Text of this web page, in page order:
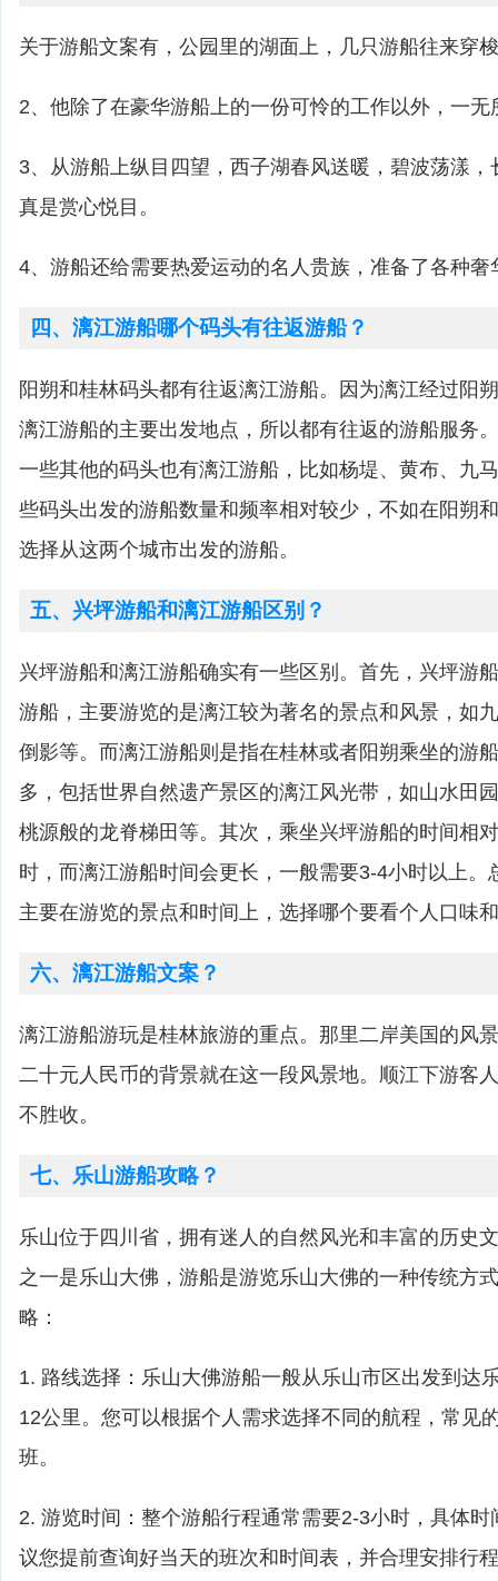
关于游船文案有，公园里的湖面上，几只游船往来穿
2、他除了在豪华游船上的一份可怜的工作以外，一无
3、从游船上纵目四望，西子湖春风送暖，碧波荡漾
真是赏心悦目。
4、游船还给需要热爱运动的名人贵族，准备了各种奢
四、漓江游船哪个码头有往返游船？
阳朔和桂林码头都有往返漓江游船。因为漓江经过阳
漓江游船的主要出发地点，所以都有往返的游船服务
一些其他的码头也有漓江游船，比如杨堤、黄布、九
些码头出发的游船数量和频率相对较少，不如在阳朔
选择从这两个城市出发的游船。
五、兴坪游船和漓江游船区别？
兴坪游船和漓江游船确实有一些区别。首先，兴坪游
游船，主要游览的是漓江较为著名的景点和风景，如
倒影等。而漓江游船则是指在桂林或者阳朔乘坐的游
多，包括世界自然遗产景区的漓江风光带，如山水田
桃源般的龙脊梯田等。其次，乘坐兴坪游船的时间相
时，而漓江游船时间会更长，一般需要3-4小时以上。
主要在游览的景点和时间上，选择哪个要看个人口味
六、漓江游船文案？
漓江游船游玩是桂林旅游的重点。那里二岸美国的风
二十元人民币的背景就在这一段风景地。顺江下游客
不胜收。
七、乐山游船攻略？
乐山位于四川省，拥有迷人的自然风光和丰富的历史
之一是乐山大佛，游船是游览乐山大佛的一种传统方
略：
1. 路线选择：乐山大佛游船一般从乐山市区出发到达
12公里。您可以根据个人需求选择不同的航程，常见
班。
2. 游览时间：整个游船行程通常需要2-3小时，具体
议您提前查询好当天的班次和时间表，并合理安排行